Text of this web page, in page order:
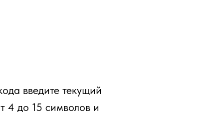
введите текущий
4 до 15 символов и